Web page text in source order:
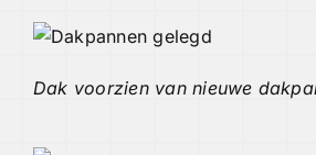
Dak voorzien van nieuwe